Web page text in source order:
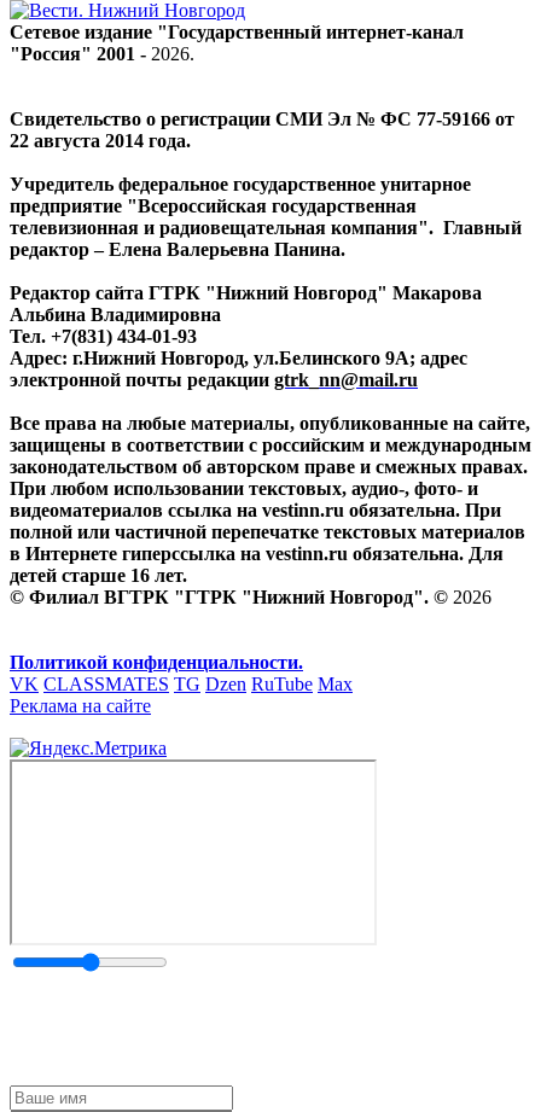
Сетевое издание "Государственный интернет-канал
"Россия" 2001 - 2026.
Свидетельство о регистрации СМИ Эл № ФС 77-59166 от
22 августа 2014 года.
Учредитель федеральное государственное унитарное
предприятие "Всероссийская государственная
телевизионная и радиовещательная компания". Главный
редактор – Елена Валерьевна Панина.
Редактор сайта ГТРК "Нижний Новгород" Макарова
Альбина Владимировна
Тел. +7(831) 434-01-93
Адрес: г.Нижний Новгород, ул.Белинского 9А; адрес
электронной почты редакции gtrk_nn@mail.ru
Все права на любые материалы, опубликованные на сайте,
защищены в соответствии с российским и международным
законодательством об авторском праве и смежных правах.
При любом использовании текстовых, аудио-, фото- и
видеоматериалов ссылка на vestinn.ru обязательна. При
полной или частичной перепечатке текстовых материалов
в Интернете гиперссылка на vestinn.ru обязательна. Для
детей старше 16 лет.
© Филиал ВГТРК "ГТРК "Нижний Новгород". © 2026
Политикой конфиденциальности.
VK CLASSMATES TG Dzen RuTube Max
Реклама на сайте